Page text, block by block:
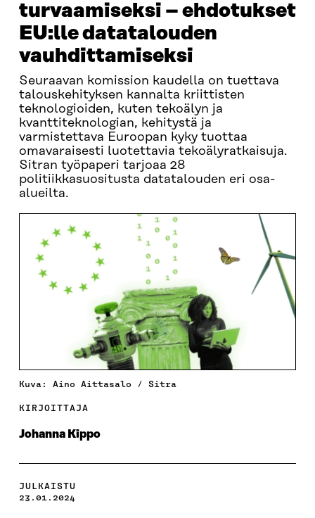
turvaamiseksi – ehdotukset
EU:lle datatalouden
vauhdittamiseksi
Seuraavan komission kaudella on tuettava
talouskehityksen kannalta kriittisten
teknologioiden, kuten tekoälyn ja
kvanttiteknologian, kehitystä ja
varmistettava Euroopan kyky tuottaa
omavaraisesti luotettavia tekoälyratkaisuja.
Sitran työpaperi tarjoaa 28
politiikkasuositusta datatalouden eri osa-
alueilta.
Kuva: Aino Aittasalo / Sitra
KIRJOITTAJA
Johanna Kippo
JULKAISTU
23.01.2024